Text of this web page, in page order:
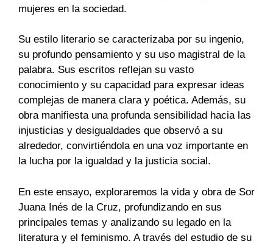
mujeres en la sociedad.
Su estilo literario se caracterizaba por su ingenio,
su profundo pensamiento y su uso magistral de la
palabra. Sus escritos reflejan su vasto
conocimiento y su capacidad para expresar ideas
complejas de manera clara y poética. Además, su
obra manifiesta una profunda sensibilidad hacia las
injusticias y desigualdades que observó a su
alrededor, convirtiéndola en una voz importante en
la lucha por la igualdad y la justicia social.
En este ensayo, exploraremos la vida y obra de Sor
Juana Inés de la Cruz, profundizando en sus
principales temas y analizando su legado en la
literatura y el feminismo. A través del estudio de su